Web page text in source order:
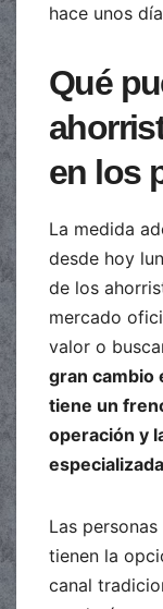
hace unos
Qué
en los
La medida
desde hoy
de los
mercado
valor o
gran cambio
tiene un
operación y
Las
tienen la
canal